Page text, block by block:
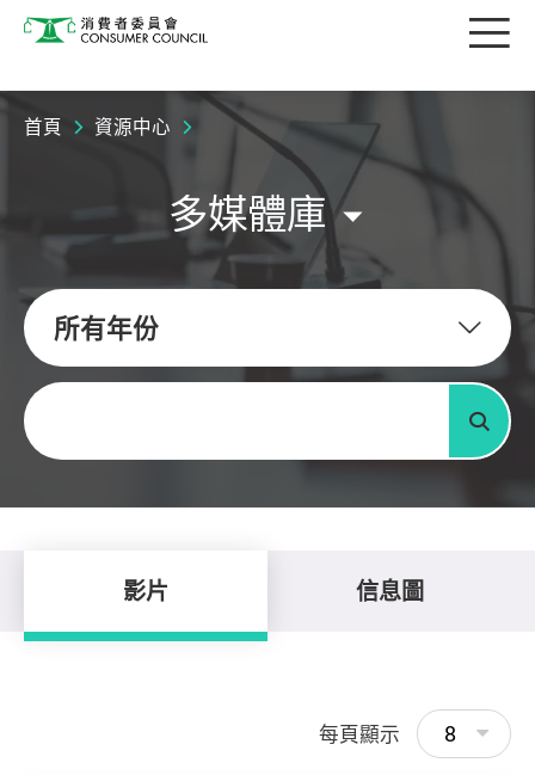
消費者委員會 目
首頁 資源中心
多媒體庫
所有年份
關鍵字
搜尋
影片 信息圖
每頁顯示 8